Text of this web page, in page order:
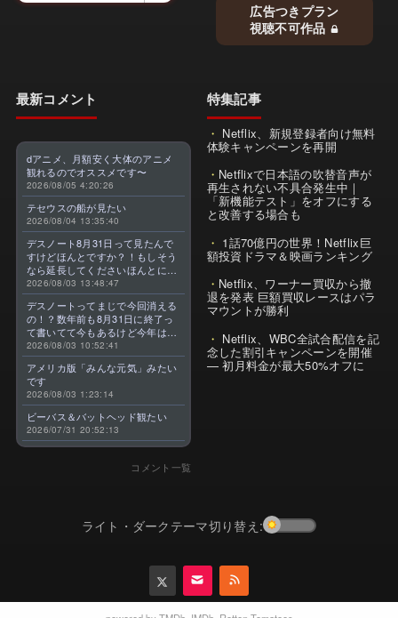
広告つきプラン
視聴不可作品
最新コメント
dアニメ、月額安く大体のアニメ
観れるのでオススメです〜
2026/08/05 4:20:26
テセウスの船が見たい
2026/08/04 13:35:40
デスノート8月31日って見たんで
すけどほんとですか？！もしそう
なら延長してくださいほんとに大
好きなんです😭
2026/08/03 13:48:47
デスノートってまじで今回消える
の！？数年前も8月31日に終了っ
て書いてて今もあるけど今年はま
じのやつ！？よくわからん！！で
きればなくならないでほしい！平
成アニメを振り返らせてくれっ
っ！！！！！！！
2026/08/03 10:52:41
アメリカ版「みんな元気」みたい
です
2026/08/03 1:23:14
ビーバス＆バットヘッド観たい
2026/07/31 20:52:13
コメント一覧
特集記事
Netflix、新規登録者向け無料
体験キャンペーンを再開
Netflixで日本語の吹替音声が
再生されない不具合発生中｜
「新機能テスト」をオフにする
と改善する場合も
1話70億円の世界！Netflix巨
額投資ドラマ＆映画ランキング
Netflix、ワーナー買収から撤
退を発表 巨額買収レースはパラ
マウントが勝利
Netflix、WBC全試合配信を記
念した割引キャンペーンを開催
— 初月料金が最大50%オフに
ライト・ダークテーマ切り替え: